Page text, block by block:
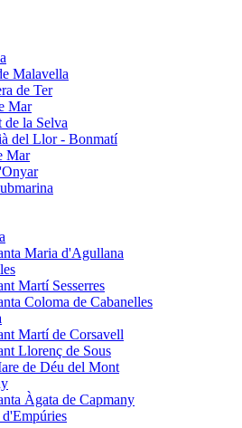
Malavella
de Ter
Mar
de la Selva
del Llor - Bonmatí
Mar
Maria d'Agullana
Martí Sesserres
Coloma de Cabanelles
Martí de Corsavell
Llorenç de Sous
de Déu del Mont
Àgata de Capmany